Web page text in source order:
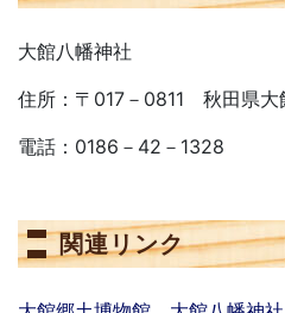
大館八幡神社
住所：〒017－0811 秋田県大
電話：0186－42－1328
関連リンク